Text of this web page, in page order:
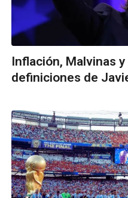
Inflación, Malvinas
definiciones de